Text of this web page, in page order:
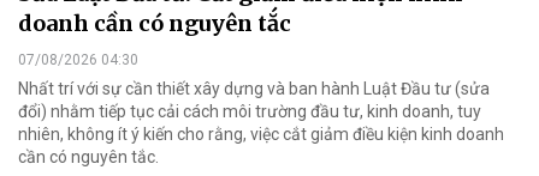
doanh cần có nguyên tắc
07/08/2026 04:30
Nhất trí với sự cần thiết xây dựng và ban hành Luật Đầu tư (sửa
đổi) nhằm tiếp tục cải cách môi trường đầu tư, kinh doanh, tuy
nhiên, không ít ý kiến cho rằng, việc cắt giảm điều kiện kinh doanh
cần có nguyên tắc.